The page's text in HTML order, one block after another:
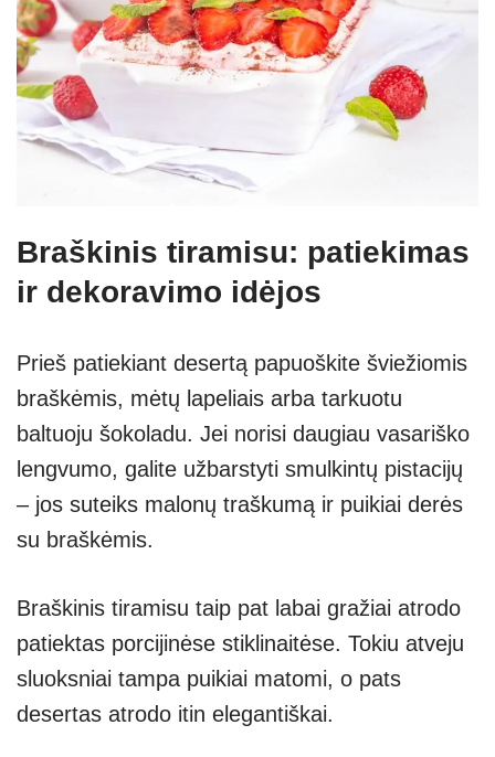
Braškinis tiramisu: patiekimas
ir dekoravimo idėjos
Prieš patiekiant desertą papuoškite šviežiomis
braškėmis, mėtų lapeliais arba tarkuotu
baltuoju šokoladu. Jei norisi daugiau vasariško
lengvumo, galite užbarstyti smulkintų pistacijų
– jos suteiks malonų traškumą ir puikiai derės
su braškėmis.
Braškinis tiramisu taip pat labai gražiai atrodo
patiektas porcijinėse stiklinaitėse. Tokiu atveju
sluoksniai tampa puikiai matomi, o pats
desertas atrodo itin elegantiškai.